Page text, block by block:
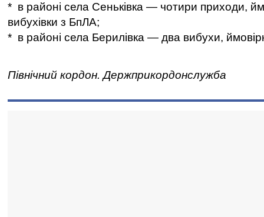
* в районі села Сеньківка — чотири приходи,
вибухівки з БпЛА;
* в районі села Берилівка — два вибухи,
Північний кордон. Держприкордонслужба